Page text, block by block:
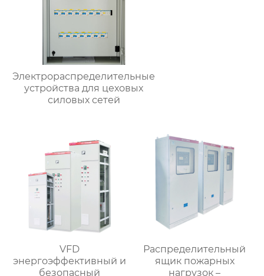
Электрораспределительные
устройства для цеховых
силовых сетей
VFD
энергоэффективный и
безопасный
Распределительный
ящик пожарных
нагрузок –